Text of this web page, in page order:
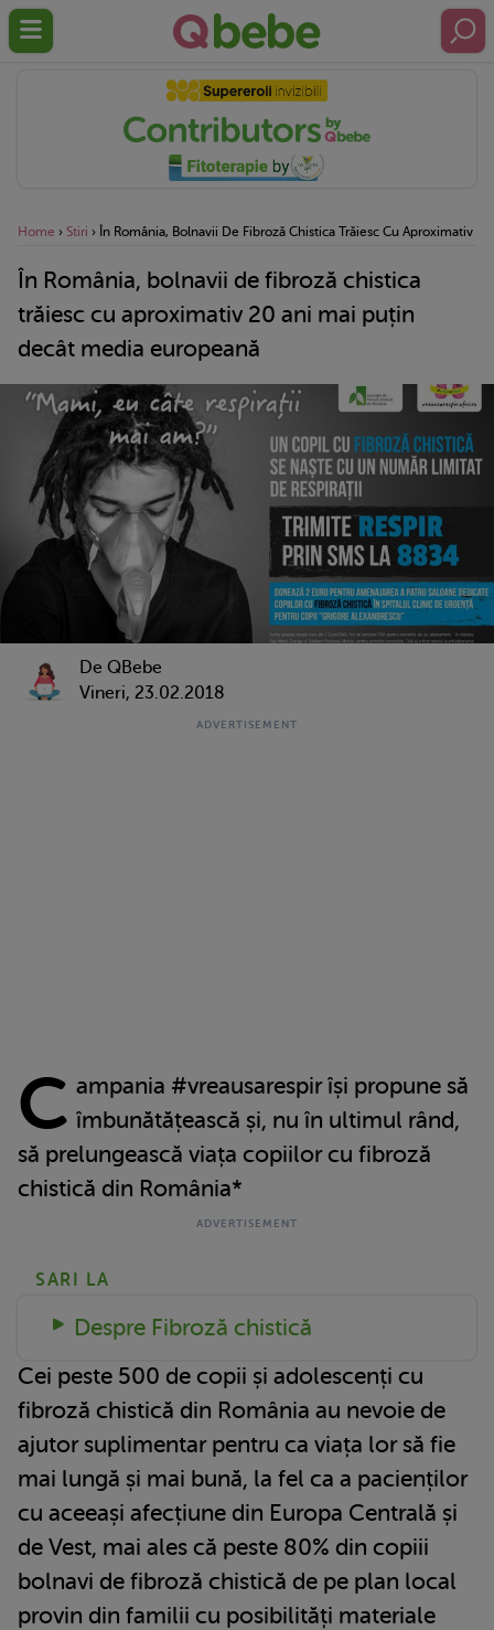
Home › Stiri › În România, Bolnavii De Fibroză Chistica Trăiesc Cu Aproximativ
În România, bolnavii de fibroză chistica
trăiesc cu aproximativ 20 ani mai puțin
decât media europeană
De QBebe
Vineri, 23.02.2018
C ampania #vreausarespir își propune să
îmbunătățească și, nu în ultimul rând,
să prelungească viața copiilor cu fibroză
chistică din România*
SARI LA
Despre Fibroză chistică
Cei peste 500 de copii și adolescenți cu
fibroză chistică din România au nevoie de
ajutor suplimentar pentru ca viața lor să fie
mai lungă și mai bună, la fel ca a pacienților
cu aceeași afecțiune din Europa Centrală și
de Vest, mai ales că peste 80% din copiii
bolnavi de fibroză chistică de pe plan local
provin din familii cu posibilități materiale